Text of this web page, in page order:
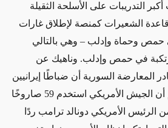
التدريبات على الأسلحة الثقيلة
الشعيرات كمنصة لإطلاق غارات
وحماة وإدلب – وهي بالتالي
في حمص وإدلب. وناهيك عن
المعارضة السورية أن ضباطًا إيرانيين
يتواجدون فيها أيضًا. ورغم أن الجيش الأمريكي استخدم 59 صاروخًا
الأمريكي دونالد ترامب ردًا